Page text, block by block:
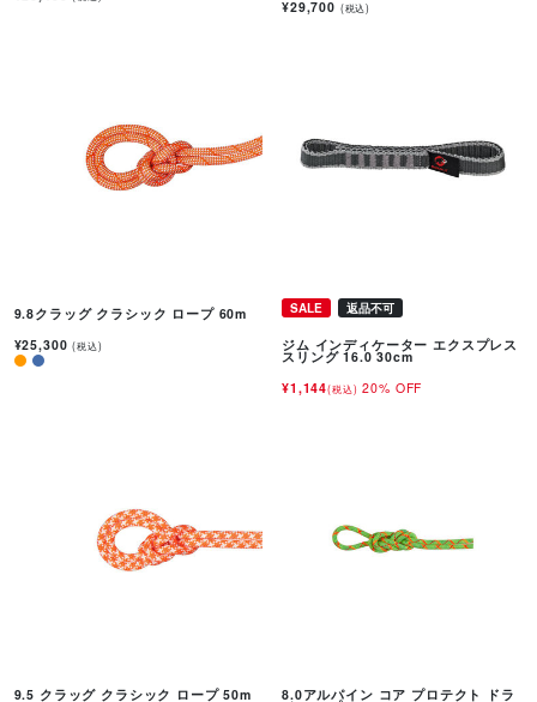
¥29,700 (税込)
9.8クラッグ クラシック ロープ 60m
¥25,300(税込)
SALE 返品不可
ジム インディケーター エクスプレス
スリング 16.0 30cm
¥1,144(税込) 20% OFF
9.5 クラッグ クラシック ロープ 50m 8.0アルパイン コア プロテクト ドラ